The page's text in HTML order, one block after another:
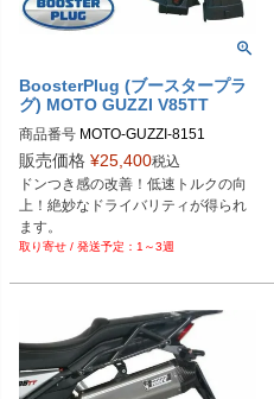
BoosterPlug (ブースタープラ
グ) MOTO GUZZI V85TT
商品番号 MOTO-GUZZI-8151
BSP-TYPE-Q
販売価格 ¥25,400税込
ドンつき感の改善！低速トルクの向
上！絶妙なドライバリティが得られ
ます。
1～3週